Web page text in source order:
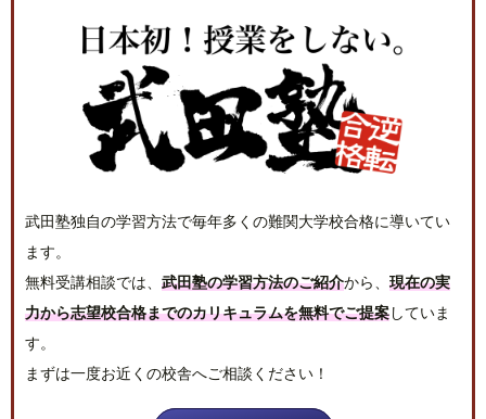
武田塾独自の学習方法で毎年多くの難関大学校合格に導いてい
ます。
無料受講相談では、 武田塾の学習方法のご紹介から、 現在の実
力から志望校合格までのカリキュラムを無料でご提案していま
す。
まずは一度お近くの校舎へご相談ください！